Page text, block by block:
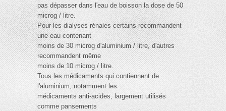
pas dépasser dans l'eau de boisson la dose de 50
microg / litre.
Pour les dialyses rénales certains recommandent
une eau contenant
moins de 30 microg d'aluminium / litre, d'autres
recommandent même
moins de 10 microg / litre.
Tous les médicaments qui contiennent de
l'aluminium, notamment les
médicaments anti-acides, largement utilisés
comme pansements